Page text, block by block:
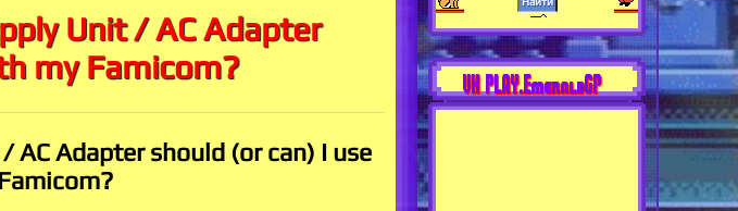
Unit / AC Adapter
my Famicom?
Adapter should (or can) I use
VK PLAY.EmeraldGP